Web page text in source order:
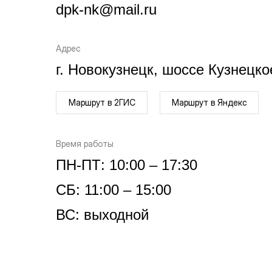
dpk-nk@mail.ru
Адрес
г. Новокузнецк, шоссе
Время работы
ПН-ПТ: 10:00 – 17:30
СБ: 11:00 – 15:00
ВС: выходной
Маршрут в 2ГИС Маршрут в Яндекс